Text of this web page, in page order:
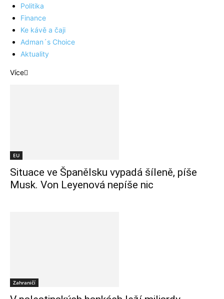
Politika
Finance
Ke kávě a čaji
Adman´s Choice
Aktuality
Více
EU
Situace ve Španělsku vypadá šíleně, píše
Musk. Von Leyenová nepíše nic
Zahraničí